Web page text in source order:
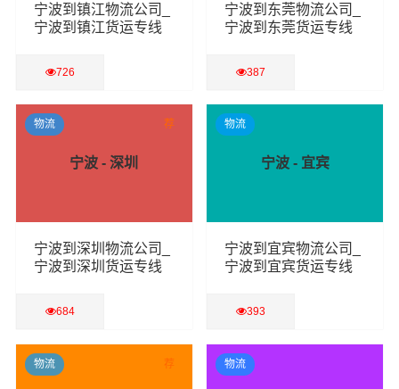
宁波到镇江物流公司_
宁波到镇江货运专线
726
查看详细
宁波到东莞物流公司_
宁波到东莞货运专线
387
查看详细
宁波 - 深圳
宁波到深圳物流公司_
宁波到深圳货运专线
684
查看详细
物流 荐
宁波 - 宜宾
宁波到宜宾物流公司_
宁波到宜宾货运专线
393
查看详细
物流
物流 荐 物流